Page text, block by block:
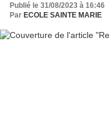
Publié le 31/08/2023 à 16:46
Par ECOLE SAINTE MARIE